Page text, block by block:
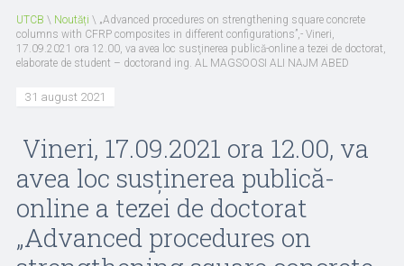
UTCB \ Noutăți \ „Advanced procedures on strengthening square concrete
columns with CFRP composites in different configurations”,- Vineri,
17.09.2021 ora 12.00, va avea loc susţinerea publică-online a tezei de doctorat,
elaborate de student – doctorand ing. AL MAGSOOSI ALI NAJM ABED
31 august 2021
Vineri, 17.09.2021 ora 12.00, va
avea loc susţinerea publică-
online a tezei de doctorat
„Advanced procedures on